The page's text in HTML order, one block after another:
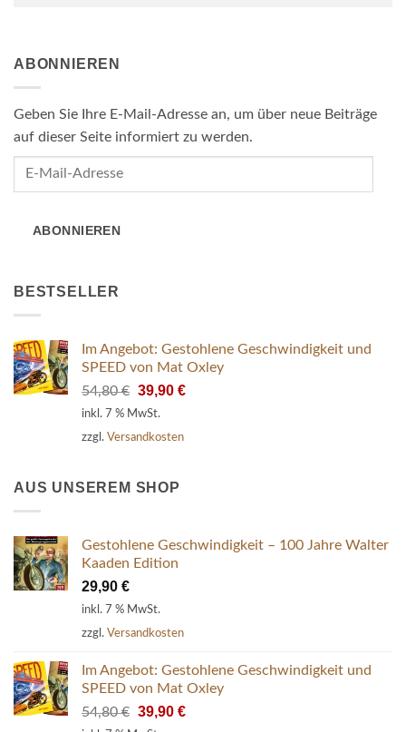
ABONNIEREN
Geben Sie Ihre E-Mail-Adresse an, um über neue Beiträge
auf dieser Seite informiert zu werden.
ABONNIEREN
BESTSELLER
Im Angebot: Gestohlene Geschwindigkeit und
SPEED von Mat Oxley
54,80€ Ursprünglicher
Preis
39,90 €Aktueller
inkl. 7 % MwSt.
zzgl. Versandkosten
AUS UNSEREM SHOP
Gestohlene Geschwindigkeit – 100 Jahre Walter
Kaaden Edition
29,90 €
inkl. 7 % MwSt.
zzgl. Versandkosten
Im Angebot: Gestohlene Geschwindigkeit und
SPEED von Mat Oxley
54,80€ Ursprünglicher
39,90 €Aktueller